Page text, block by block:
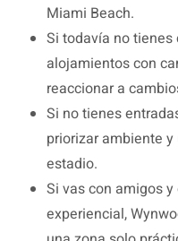
Miami Beach.
Si todavía no tienes
alojamientos con
reaccionar a
Si no tienes
priorizar ambiente
estadio.
Si vas con amigos
experiencial,